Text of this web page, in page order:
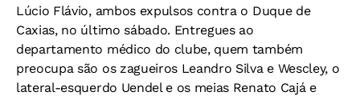
Lúcio Flávio, ambos expulsos contra o Duque de
Caxias, no último sábado. Entregues ao
departamento médico do clube, quem também
preocupa são os zagueiros Leandro Silva e Wescley, o
lateral-esquerdo Uendel e os meias Renato Cajá e